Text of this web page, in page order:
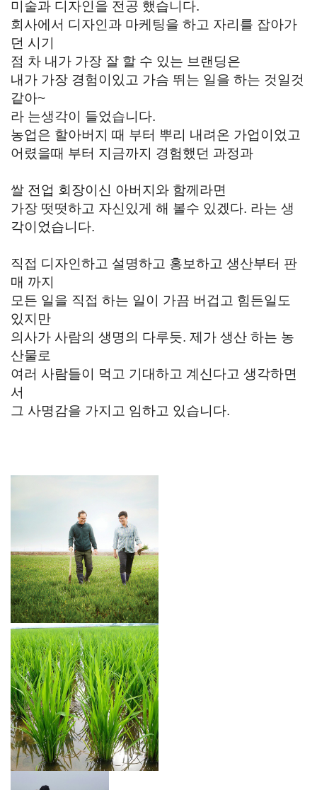
미술과 디자인을 전공 했습니다.
회사에서 디자인과 마케팅을 하고 자리를 잡아가
던 시기
점 차 내가 가장 잘 할 수 있는 브랜딩은
내가 가장 경험이있고 가슴 뛰는 일을 하는 것일것
같아~
라 는생각이 들었습니다.
농업은 할아버지 때 부터 뿌리 내려온 가업이었고
어렸을때 부터 지금까지 경험했던 과정과
쌀 전업 회장이신 아버지와 함께라면
가장 떳떳하고 자신있게 해 볼수 있겠다. 라는 생
각이었습니다.
직접 디자인하고 설명하고 홍보하고 생산부터 판
매 까지
모든 일을 직접 하는 일이 가끔 버겁고 힘든일도
있지만
의사가 사람의 생명의 다루듯. 제가 생산 하는 농
산물로
여러 사람들이 먹고 기대하고 계신다고 생각하면
서
그 사명감을 가지고 임하고 있습니다.